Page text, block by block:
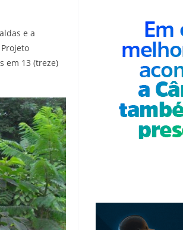
e a
em 13 (treze)